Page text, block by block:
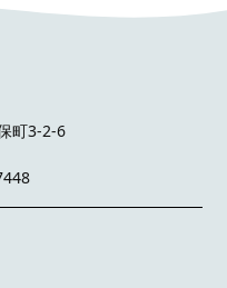
町3-2-6